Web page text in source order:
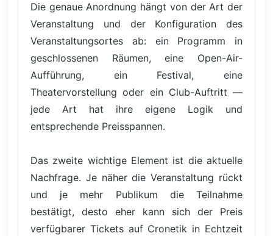
Die genaue Anordnung hängt von der Art der
Veranstaltung und der Konfiguration des
Veranstaltungsortes ab: ein Programm in
geschlossenen Räumen, eine Open-Air-
Aufführung, ein Festival, eine
Theatervorstellung oder ein Club-Auftritt —
jede Art hat ihre eigene Logik und
entsprechende Preisspannen.
Das zweite wichtige Element ist die aktuelle
Nachfrage. Je näher die Veranstaltung rückt
und je mehr Publikum die Teilnahme
bestätigt, desto eher kann sich der Preis
verfügbarer Tickets auf Cronetik in Echtzeit